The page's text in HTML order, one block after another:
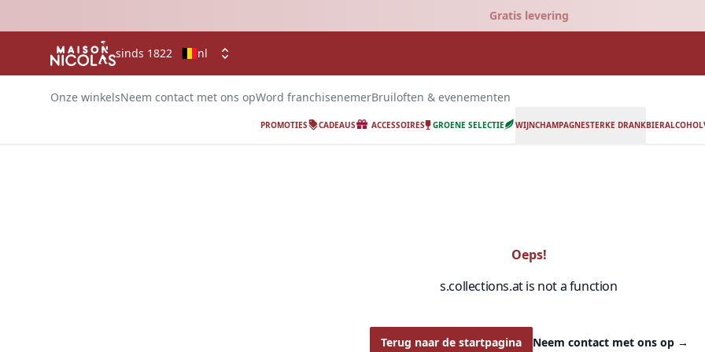
Gratis levering
sinds 1822 nl
Onze winkelsNeem contact met ons opWord franchisenemerBruiloften & evenementen
PROMOTIES CADEAUS ACCESSOIRES GROENE SELECTIE WIJNCHAMPAGNESTERKE DRANKBIER
Oeps!
s.collections.at is not a function
Terug naar de startpagina Neem contact met ons op →